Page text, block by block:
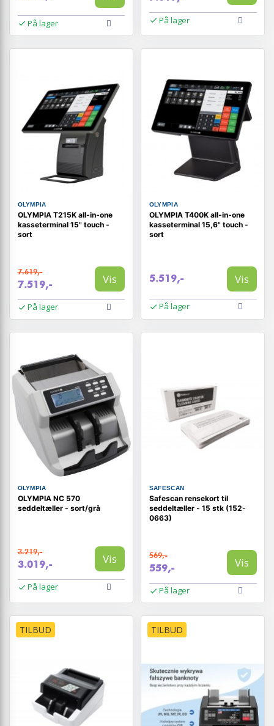
På lager På lager
OLYMPIA
OLYMPIA T215K all‑in‑one
kasseterminal 15" touch -
sort
7.619,-
7.519,- Vis
På lager
OLYMPIA
OLYMPIA T400K all‑in‑one
kasseterminal 15,6" touch -
sort
5.519,- Vis
På lager
OLYMPIA
OLYMPIA NC 570
seddeltæller - sort/grå
3.219,-
3.019,- Vis
På lager
SAFESCAN
Safescan rensekort til
seddeltæller - 15 stk (152-
0663)
569,-
559,- Vis
På lager
TILBUD TILBUD